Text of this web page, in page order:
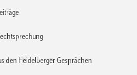
für eine Rückkehr zur
nicht
geschrieben
den Heidelberger Gesprächen